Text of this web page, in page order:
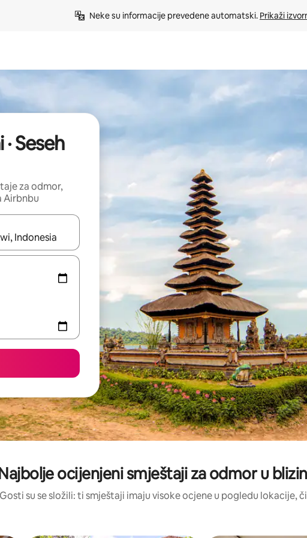
Neke su informacije prevedene automatski. Prikaži
Seseh
za odmor,
Airbnbu
ćete ih pregledati koristeći se strelicama prema gore i prema dolje, kao i
ocijenjeni smještaji za odmor u
Gosti su se složili: ti smještaji imaju visoke ocjene u pogledu lokacije,